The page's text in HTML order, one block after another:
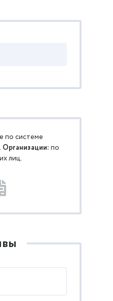
по системе
Организации: по
лиц.